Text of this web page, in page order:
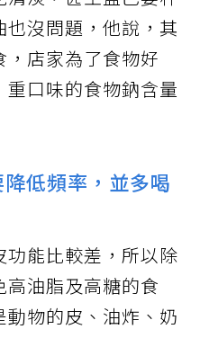
沒問題，他說，其
店家為了食物好
口味的食物鈉含量
低頻率，並多喝
能比較差，所以除
油脂及高糖的食
物的皮、油炸、奶